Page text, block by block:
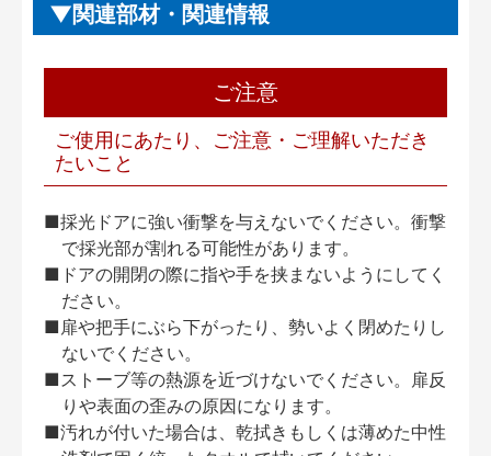
関連部材・関連情報
ご注意
ご使用にあたり、ご注意・ご理解いただき
たいこと
■採光ドアに強い衝撃を与えないでください。衝撃
で採光部が割れる可能性があります。
■ドアの開閉の際に指や手を挟まないようにしてく
ださい。
■扉や把手にぶら下がったり、勢いよく閉めたりし
ないでください。
■ストーブ等の熱源を近づけないでください。扉反
りや表面の歪みの原因になります。
■汚れが付いた場合は、乾拭きもしくは薄めた中性